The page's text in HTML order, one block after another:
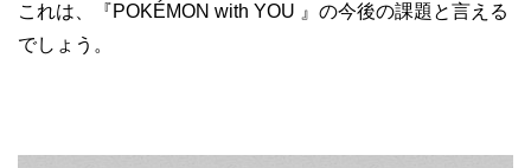
これは、『POKÉMON with YOU 』の今後の課題と言える
でしょう。